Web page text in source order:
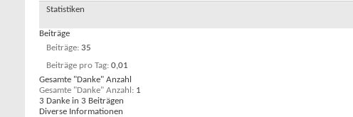
Statistiken
Beiträge
Beiträge 35
Beiträge pro Tag 0,01
Gesamte "Danke" Anzahl
Gesamte "Danke" Anzahl
1
3 Danke in 3 Beiträgen
Diverse Informationen